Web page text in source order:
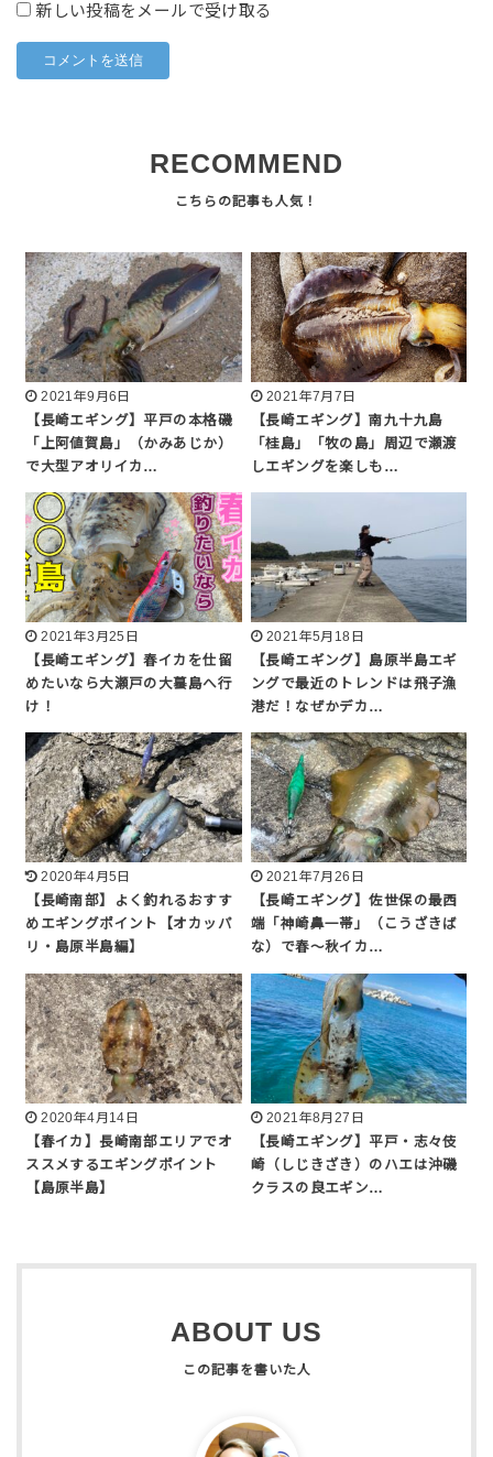
新しい投稿をメールで受け取る
RECOMMEND
2021年9月6日
【長崎エギング】平戸の本格磯
「上阿値賀島」（かみあじか）
で大型アオリイカ…
2021年7月7日
【長崎エギング】南九十九島
「桂島」「牧の島」周辺で瀬渡
しエギングを楽しも…
2021年3月25日
【長崎エギング】春イカを仕留
めたいなら大瀬戸の大蟇島へ行
け！
2021年5月18日
【長崎エギング】島原半島エギ
ングで最近のトレンドは飛子漁
港だ！なぜかデカ…
2020年4月5日
【長崎南部】よく釣れるおすす
めエギングポイント【オカッパ
リ・島原半島編】
2021年7月26日
【長崎エギング】佐世保の最西
端「神崎鼻一帯」（こうざきば
な）で春〜秋イカ…
2020年4月14日
【春イカ】長崎南部エリアでオ
ススメするエギングポイント
【島原半島】
2021年8月27日
【長崎エギング】平戸・志々伎
崎（しじきざき）のハエは沖磯
クラスの良エギン…
ABOUT US